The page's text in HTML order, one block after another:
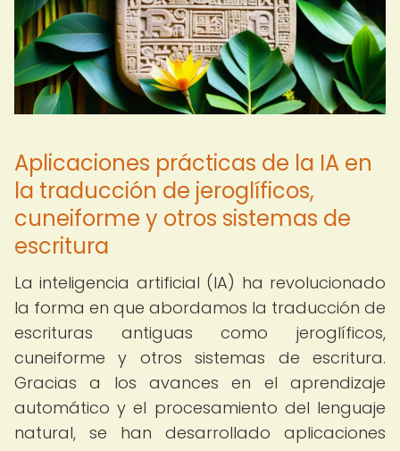
Aplicaciones prácticas de la IA en
la traducción de jeroglíficos,
cuneiforme y otros sistemas de
escritura
La inteligencia artificial (IA) ha revolucionado
la forma en que abordamos la traducción de
escrituras antiguas como jeroglíficos,
cuneiforme y otros sistemas de escritura.
Gracias a los avances en el aprendizaje
automático y el procesamiento del lenguaje
natural, se han desarrollado aplicaciones